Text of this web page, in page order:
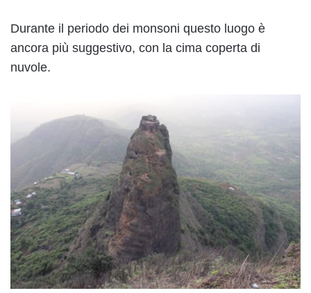
Durante il periodo dei monsoni questo luogo è
ancora più suggestivo, con la cima coperta di
nuvole.